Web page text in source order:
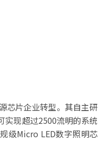
芯片企业转型。其自主研
现超过2500流明的系统
级Micro LED数字照明芯